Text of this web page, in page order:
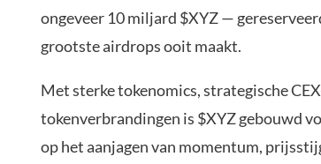
ongeveer 10 miljard $XYZ —
grootste airdrops ooit maakt.
Met sterke tokenomics, strategische
tokenverbrandingen is $XYZ gebouwd
op het aanjagen van momentum,